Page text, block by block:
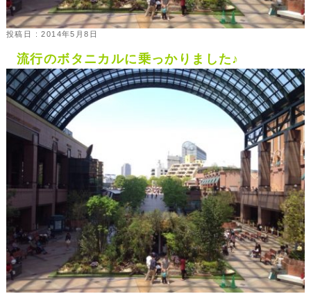
投稿日 : 2014年5月8日
流行のボタニカルに乗っかりました♪